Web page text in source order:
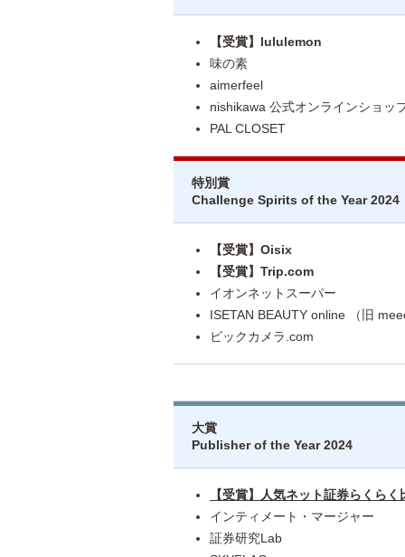
【受賞】lululemon
味の素
aimerfeel
nishikawa 公式オンラインショッ
PAL CLOSET
特別賞
Challenge Spirits of the Year 2024
【受賞】Oisix
【受賞】Trip.com
イオンネットスーパー
ISETAN BEAUTY online （旧
ビックカメラ.com
大賞
Publisher of the Year 2024
【受賞】人気ネット証券らくらく
インティメート・マージャー
証券研究Lab